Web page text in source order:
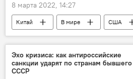
8 марта 2022, 14:27
Китай В мире США
Эхо кризиса: как антироссийские
санкции ударят по странам бывшего
СССР